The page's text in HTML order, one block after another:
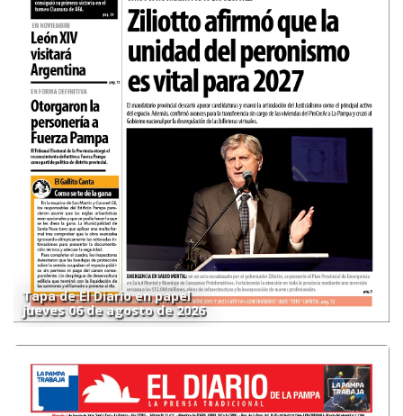
Tapa de El Diario en papel
jueves 06 de agosto de 2026